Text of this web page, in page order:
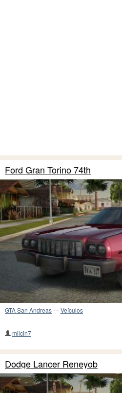
Ford Gran Torino 74th
GTA San Andreas—Veículos
milcin7
Dodge Lancer Reneyob